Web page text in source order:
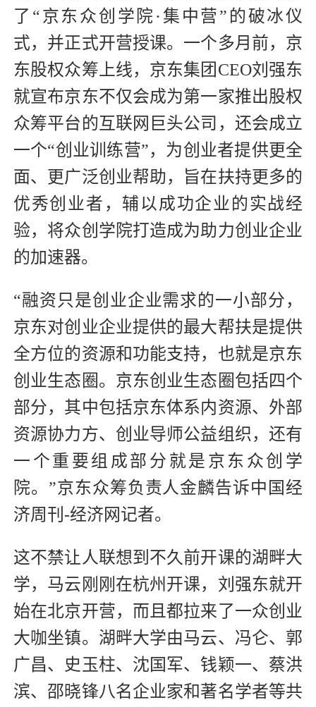
了“京东众创学院·集中营”的破冰仪
式，并正式开营授课。一个多月前，京
东股权众筹上线，京东集团CEO刘强东
就宣布京东不仅会成为第一家推出股权
众筹平台的互联网巨头公司，还会成立
一个“创业训练营”，为创业者提供更全
面、更广泛创业帮助，旨在扶持更多的
优秀创业者，辅以成功企业的实战经
验，将众创学院打造成为助力创业企业
的加速器。
“融资只是创业企业需求的一小部分，
京东对创业企业提供的最大帮扶是提供
全方位的资源和功能支持，也就是京东
创业生态圈。京东创业生态圈包括四个
部分，其中包括京东体系内资源、外部
资源协力方、创业导师公益组织，还有
一个重要组成部分就是京东众创学
院。”京东众筹负责人金麟告诉中国经
济周刊-经济网记者。
这不禁让人联想到不久前开课的湖畔大
学，马云刚刚在杭州开课，刘强东就开
始在北京开营，而且都拉来了一众创业
大咖坐镇。湖畔大学由马云、冯仑、郭
广昌、史玉柱、沈国军、钱颖一、蔡洪
滨、邵晓锋八名企业家和著名学者等共